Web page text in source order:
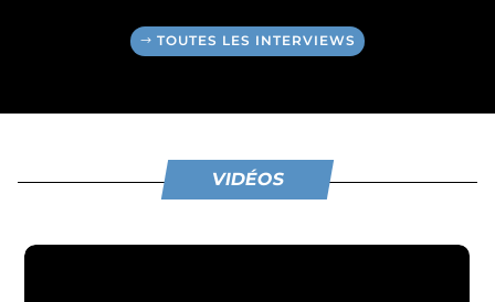
TOUTES LES INTERVIEWS
VIDÉOS